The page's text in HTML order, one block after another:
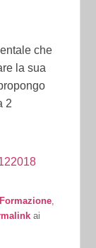
che
la sua
2
,
ai